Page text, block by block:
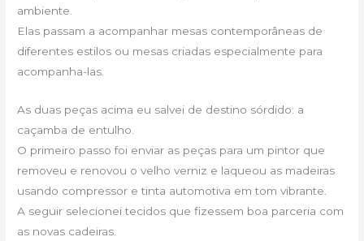
ambiente.
Elas passam a acompanhar mesas contemporâneas de
diferentes estilos ou mesas criadas especialmente para
acompanha-las.
As duas peças acima eu salvei de destino sórdido: a
caçamba de entulho.
O primeiro passo foi enviar as peças para um pintor que
removeu e renovou o velho verniz e laqueou as madeiras
usando compressor e tinta automotiva em tom vibrante.
A seguir selecionei tecidos que fizessem boa parceria com
as novas cadeiras.